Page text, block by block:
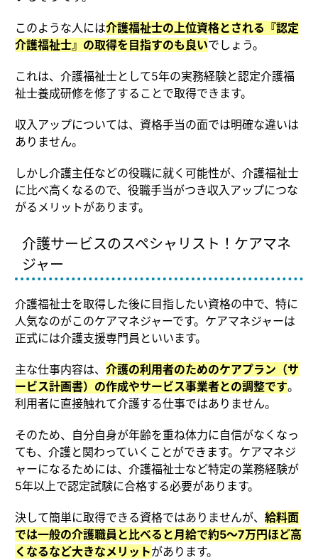
このような人には介護福祉士の上位資格とされる『認定
介護福祉士』の取得を目指すのも良いでしょう。
これは、介護福祉士として5年の実務経験と認定介護福
祉士養成研修を修了することで取得できます。
収入アップについては、資格手当の面では明確な違いは
ありません。
しかし介護主任などの役職に就く可能性が、介護福祉士
に比べ高くなるので、役職手当がつき収入アップにつな
がるメリットがあります。
介護サービスのスペシャリスト！ケアマネ
ジャー
介護福祉士を取得した後に目指したい資格の中で、特に
人気なのがこのケアマネジャーです。ケアマネジャーは
正式には介護支援専門員といいます。
主な仕事内容は、 介護の利用者のためのケアプラン（サ
ービス計画書）の作成やサービス事業者との調整です。
利用者に直接触れて介護する仕事ではありません。
そのため、自分自身が年齢を重ね体力に自信がなくなっ
ても、介護と関わっていくことができます。ケアマネジ
ャーになるためには、介護福祉士など特定の業務経験が
5年以上で認定試験に合格する必要があります。
決して簡単に取得できる資格ではありませんが、 給料面
では一般の介護職員と比べると月給で約5〜7万円ほど高
くなるなど大きなメリットがあります。